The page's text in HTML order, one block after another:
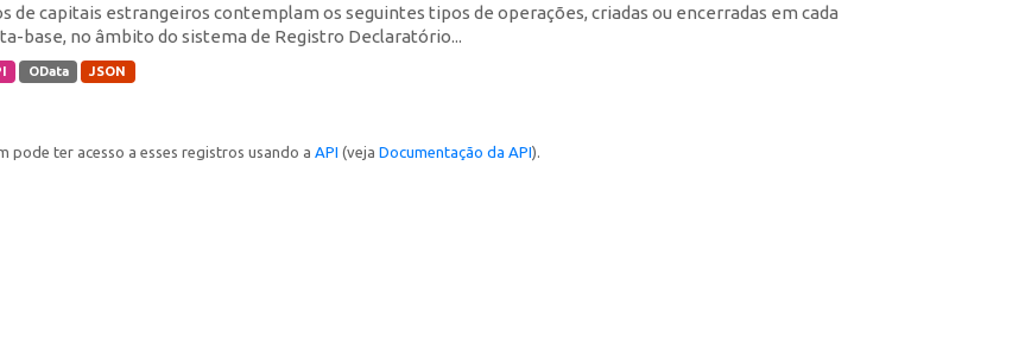
de capitais estrangeiros contemplam os seguintes tipos de operações, criadas ou encerradas em cada
base, no âmbito do sistema de Registro Declaratório...
OData JSON
pode ter acesso a esses registros usando a API (veja Documentação da API).